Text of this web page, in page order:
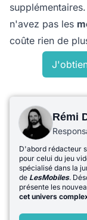
n'avez pas les
coûte rien de
Rémi
D'abord rédacteur
pour celui du jeu
spécialisé dans la
de LesMobiles.
présente les
cet univers